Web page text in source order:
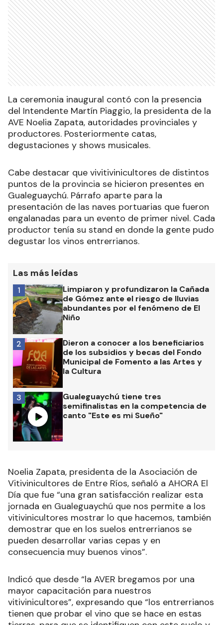
La ceremonia inaugural contó con la presencia
del Intendente Martín Piaggio, la presidenta de la
AVE Noelia Zapata, autoridades provinciales y
productores. Posteriormente catas,
degustaciones y shows musicales.
Cabe destacar que vivitivinicultores de distintos
puntos de la provincia se hicieron presentes en
Gualeguaychú. Párrafo aparte para la
presentación de las naves portuarias que fueron
engalanadas para un evento de primer nivel. Cada
productor tenía su stand en donde la gente pudo
degustar los vinos entrerrianos.
Las más leídas
Limpiaron y profundizaron la Cañada
de Gómez ante el riesgo de lluvias
abundantes por el fenómeno de El
Niño
1
Dieron a conocer a los beneficiarios
de los subsidios y becas del Fondo
Municipal de Fomento a las Artes y
la Cultura
2
Gualeguaychú tiene tres
semifinalistas en la competencia de
canto "Este es mi Sueño"
3
Noelia Zapata, presidenta de la Asociación de
Vitivinicultores de Entre Ríos, señaló a AHORA El
Día que fue “una gran satisfacción realizar esta
jornada en Gualeguaychú que nos permite a los
vitivinicultores mostrar lo que hacemos, también
demostrar que en los suelos entrerrianos se
pueden desarrollar varias cepas y en
consecuencia muy buenos vinos”.
Indicó que desde “la AVER bregamos por una
mayor capacitación para nuestros
vitivinicultores”, expresando que “los entrerrianos
tienen que probar el vino que se hace en estas